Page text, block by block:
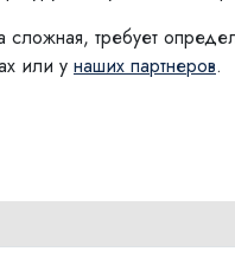
требует
или у наших партнеров.